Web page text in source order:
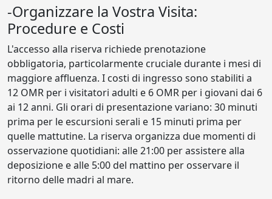
-Organizzare la Vostra Visita:
Procedure e Costi
L'accesso alla riserva richiede prenotazione
obbligatoria, particolarmente cruciale durante i mesi di
maggiore affluenza. I costi di ingresso sono stabiliti a
12 OMR per i visitatori adulti e 6 OMR per i giovani dai 6
ai 12 anni. Gli orari di presentazione variano: 30 minuti
prima per le escursioni serali e 15 minuti prima per
quelle mattutine. La riserva organizza due momenti di
osservazione quotidiani: alle 21:00 per assistere alla
deposizione e alle 5:00 del mattino per osservare il
ritorno delle madri al mare.